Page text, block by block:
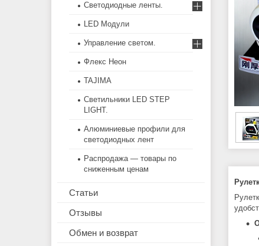
Светодиодные ленты.
LED Модули
Управление светом.
Флекс Неон
TAJIMA
Светильники LED STEP
LIGHT.
Алюминиевые профили для
светодиодных лент
Распродажа — товары по
сниженным ценам
Статьи
Отзывы
Обмен и возврат